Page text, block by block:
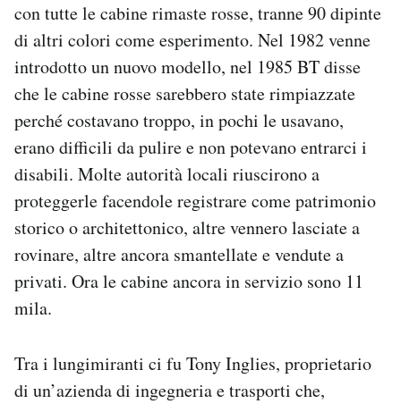
con tutte le cabine rimaste rosse, tranne 90 dipinte
di altri colori come esperimento. Nel 1982 venne
introdotto un nuovo modello, nel 1985 BT disse
che le cabine rosse sarebbero state rimpiazzate
perché costavano troppo, in pochi le usavano,
erano difficili da pulire e non potevano entrarci i
disabili. Molte autorità locali riuscirono a
proteggerle facendole registrare come patrimonio
storico o architettonico, altre vennero lasciate a
rovinare, altre ancora smantellate e vendute a
privati. Ora le cabine ancora in servizio sono 11
mila.
Tra i lungimiranti ci fu Tony Inglies, proprietario
di un’azienda di ingegneria e trasporti che,